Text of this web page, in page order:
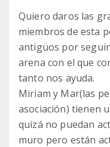
Quiero daros las
miembros de esta
antigüos por
arena con el que
tanto nos ayuda.
Miriam y Mar(las
asociación) tienen
quizá no puedan
muro pero están